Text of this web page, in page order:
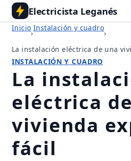
Electricista Leganés
Inicio
›
Instalación y cuadro
›
La instalación eléctrica de una
INSTALACIÓN Y CUADRO
La
eléctrica
vivienda
fácil